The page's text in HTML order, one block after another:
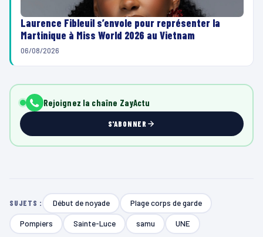
Laurence Fibleuil s’envole pour représenter la
Martinique à Miss World 2026 au Vietnam
06/08/2026
Rejoignez la chaîne ZayActu
S'ABONNER
SUJETS : Début de noyade Plage corps de garde
Pompiers Sainte-Luce samu UNE